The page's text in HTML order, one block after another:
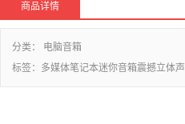
商品详情
分类： 电脑音箱
标签： 多媒体笔记本迷你音箱震撼立体声